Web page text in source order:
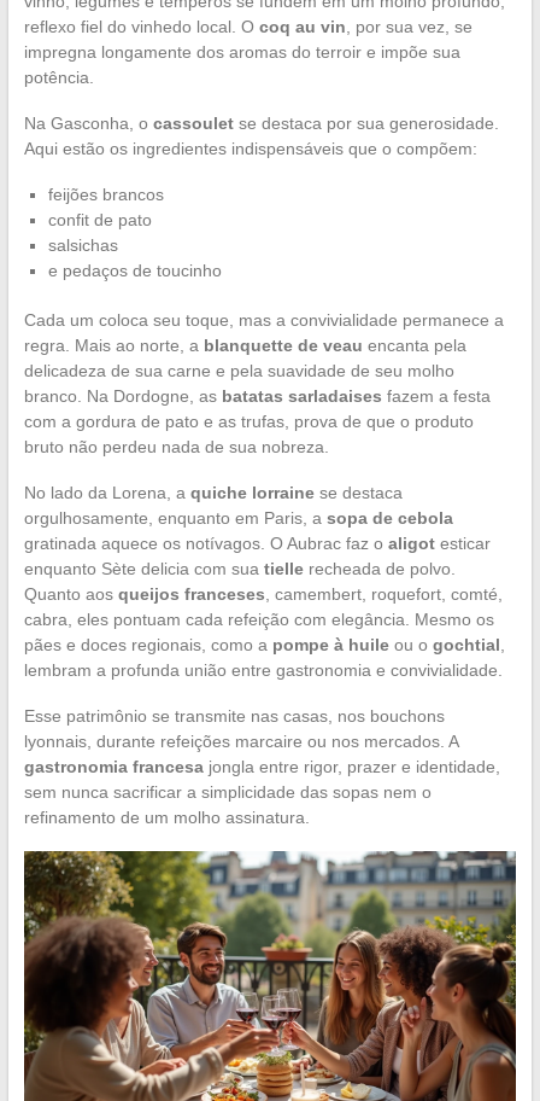
reflexo fiel do vinhedo local. O coq au vin , por sua vez, se
impregna longamente dos aromas do terroir e impõe sua
potência.
Na Gasconha, o cassouletse destaca por sua generosidade.
Aqui estão os ingredientes indispensáveis que o compõem:
feijões brancos
confit de pato
salsichas
e pedaços de toucinho
Cada um coloca seu toque, mas a convivialidade permanece a
regra. Mais ao norte, a blanquette de veau encanta pela
delicadeza de sua carne e pela suavidade de seu molho
branco. Na Dordogne, as batatas sarladaises fazem a festa
com a gordura de pato e as trufas, prova de que o produto
bruto não perdeu nada de sua nobreza.
No lado da Lorena, a quiche lorrainese destaca
orgulhosamente, enquanto em Paris, a sopa de cebola
gratinada aquece os notívagos. O Aubrac faz o aligotesticar
enquanto Sète delicia com sua tiellerecheada de polvo.
Quanto aos queijos franceses , camembert, roquefort, comté,
cabra, eles pontuam cada refeição com elegância. Mesmo os
pães e doces regionais, como a pompe à huileou o gochtial
lembram a profunda união entre gastronomia e convivialidade.
Esse patrimônio se transmite nas casas, nos bouchons
lyonnais, durante refeições marcaire ou nos mercados. A
gastronomia francesajongla entre rigor, prazer e identidade,
sem nunca sacrificar a simplicidade das sopas nem o
refinamento de um molho assinatura.